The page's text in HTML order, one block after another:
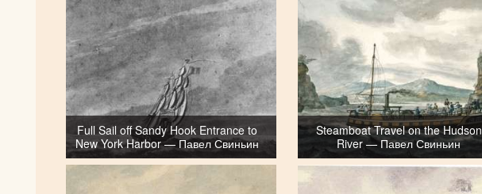
Full Sail off Sandy Hook Entrance to
New York Harbor — Павел Свиньин
Steamboat Travel on the Hudson
River — Павел Свиньин